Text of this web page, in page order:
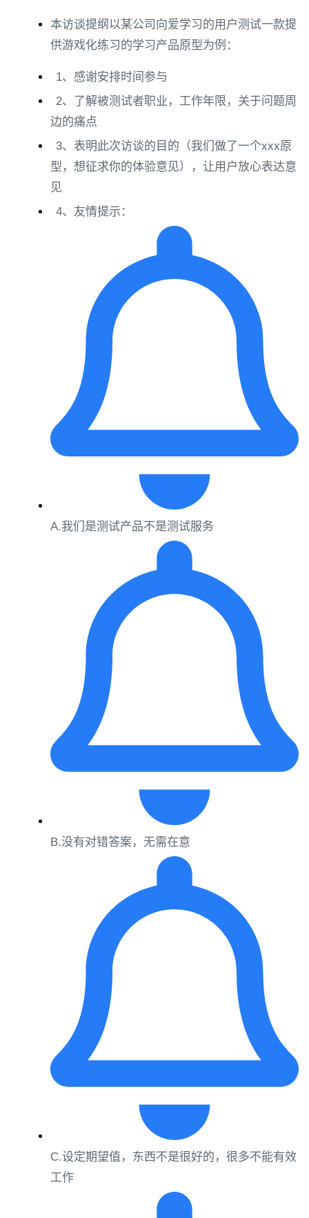
本访谈提纲以某公司向爱学习的用户测试一款提
供游戏化练习的学习产品原型为例：
1、感谢安排时间参与
2、了解被测试者职业，工作年限，关于问题周
边的痛点
3、表明此次访谈的目的（我们做了一个xxx原
型，想征求你的体验意见），让用户放心表达意
见
4、友情提示：
A.我们是测试产品不是测试服务
B.没有对错答案，无需在意
C.设定期望值，东西不是很好的，很多不能有效
工作